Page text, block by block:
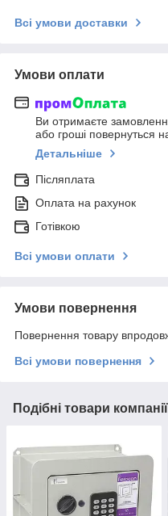
Всі умови доставки
Умови оплати
Ви отримаєте
або гроші повернуться
Детальніше
Післяплата
Оплата на рахунок
Готівкою
Всі умови оплати
Умови повернення
Повернення товару
Всі умови повернення
Подібні товари компанії